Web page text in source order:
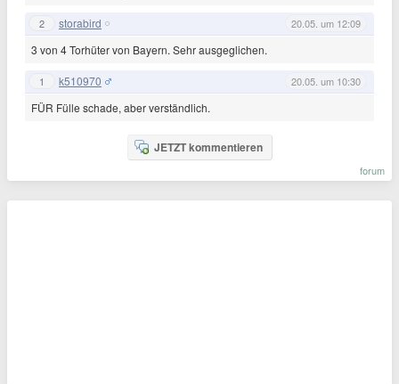
2 storabird 20.05. um 12:09
3 von 4 Torhüter von Bayern. Sehr ausgeglichen.
1 k510970 20.05. um 10:30
FÜR Fülle schade, aber verständlich.
JETZT kommentieren
forum